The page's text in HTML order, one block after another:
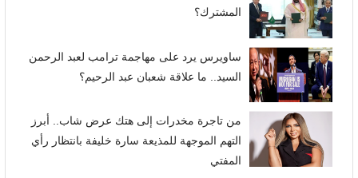
المشترك؟
ساويرس يرد على مهاجمة ترامب لعبد الرحمن
السيد.. ما علاقة شعبان عبد الرحيم؟
من تاجرة مخدرات إلى هتك عرض شاب.. أبرز
التهم الموجهة للمذيعة سارة خليفة بانتظار رأي
المفتي